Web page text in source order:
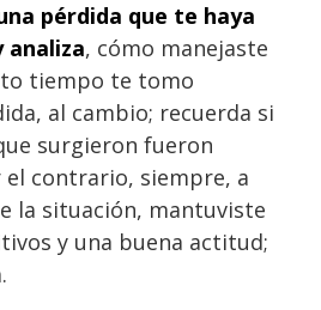
pérdida que te haya
analiza, cómo manejaste
tiempo te tomo
al cambio; recuerda si
surgieron fueron
contrario, siempre, a
la situación, mantuviste
y una buena actitud;